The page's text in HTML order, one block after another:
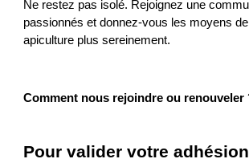
Ne restez pas isolé. Rejoignez une
passionnés et donnez-vous les moyens
apiculture plus sereinement.
Comment nous rejoindre ou renouveler
Pour valider votre